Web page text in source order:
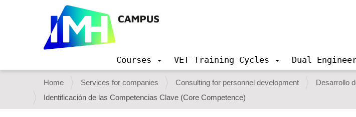
v
i
g
Courses VET Training Cycles Dual
Y
o
u
Home Services for companies Consulting for personnel development
Desarrollo
Identificación de las Competencias Clave (Core Competence)